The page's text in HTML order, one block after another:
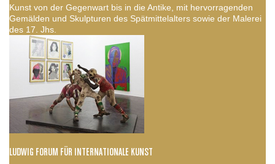
Kunst von der Gegenwart bis in die Antike, mit hervorragenden
Gemälden und Skulpturen des Spätmittelalters sowie der Malerei
des 17. Jhs.
LUDWIG FORUM FÜR INTERNATIONALE KUNST